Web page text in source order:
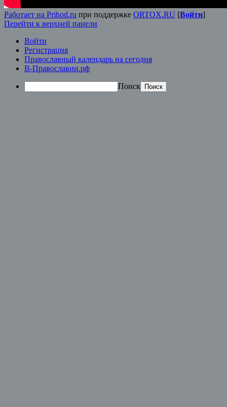
Работает на Prihod.ru при поддержке ORTOX.RU [Войти]
Перейти к верхней панели
Войти
Регистрация
Православный календарь на сегодня
В-Православии.рф
Поиск